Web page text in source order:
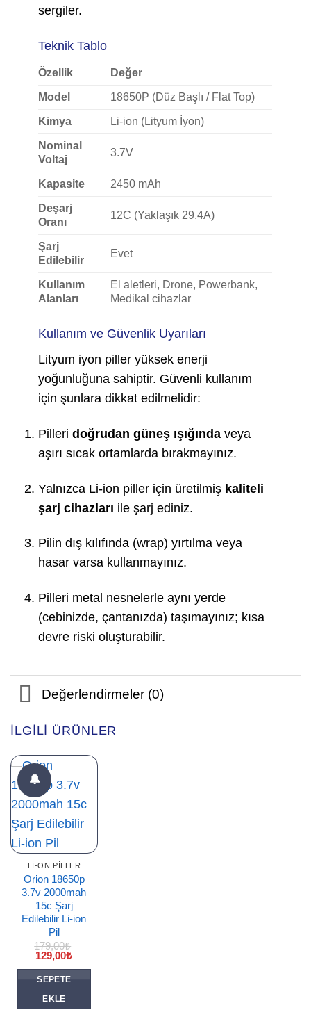
sergiler.
Teknik Tablo
Özellik Değer
Model 18650P (Düz Başlı / Flat Top)
Kimya Li-ion (Lityum İyon)
Nominal
Voltaj
3.7V
Kapasite 2450 mAh
Deşarj
Oranı
12C (Yaklaşık 29.4A)
Şarj
Edilebilir
Evet
Kullanım
Alanları
El aletleri, Drone, Powerbank,
Medikal cihazlar
Kullanım ve Güvenlik Uyarıları
Lityum iyon piller yüksek enerji
yoğunluğuna sahiptir. Güvenli kullanım
için şunlara dikkat edilmelidir:
Pilleridoğrudan güneş ışığında veya
aşırı sıcak ortamlarda bırakmayınız.
Yalnızca Li-ion piller için üretilmiş kaliteli
şarj cihazları ile şarj ediniz.
Pilin dış kılıfında (wrap) yırtılma veya
hasar varsa kullanmayınız.
Pilleri metal nesnelerle aynı yerde
(cebinizde, çantanızda) taşımayınız; kısa
devre riski oluşturabilir.
Değerlendirmeler (0)
İLGILI ÜRÜNLER
🔔
LI-ON PILLER
Orion 18650p
3.7v 2000mah
15c Şarj
Edilebilir Li-ion
Pil
179,00₺
Orijinal
fiyat:
179,00₺.
129,00₺Şu
SEPETE
EKLE